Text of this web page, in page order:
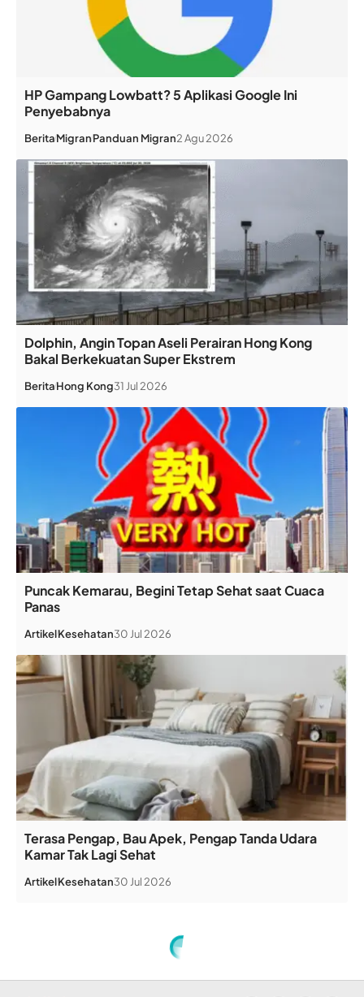
HP Gampang Lowbatt? 5 Aplikasi Google Ini
Penyebabnya
BeritaMigranPanduan Migran2 Agu 2026
Dolphin, Angin Topan Aseli Perairan Hong Kong
Bakal Berkekuatan Super Ekstrem
BeritaHong Kong31 Jul 2026
Puncak Kemarau, Begini Tetap Sehat saat Cuaca
Panas
ArtikelKesehatan30 Jul 2026
Terasa Pengap, Bau Apek, Pengap Tanda Udara
Kamar Tak Lagi Sehat
ArtikelKesehatan30 Jul 2026
Pusat Manajemen Bencana DD Terjunkan 5 Tim ke Lokasi Kecelakaan Sriwijaya Air
BERITA